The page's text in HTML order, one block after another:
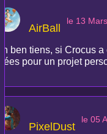
AirBall
le 13
Ah ben tiens, si Crocus
idées pour un projet
PixelDust
le 05